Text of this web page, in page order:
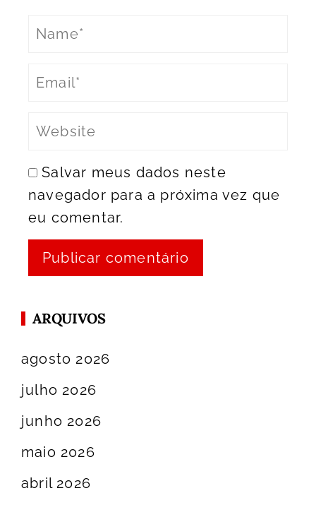
Salvar meus dados neste
navegador para a próxima vez que
eu comentar.
ARQUIVOS
agosto 2026
julho 2026
junho 2026
maio 2026
abril 2026